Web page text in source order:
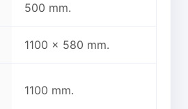
500 mm.
1100 x 580 mm.
1100 mm.